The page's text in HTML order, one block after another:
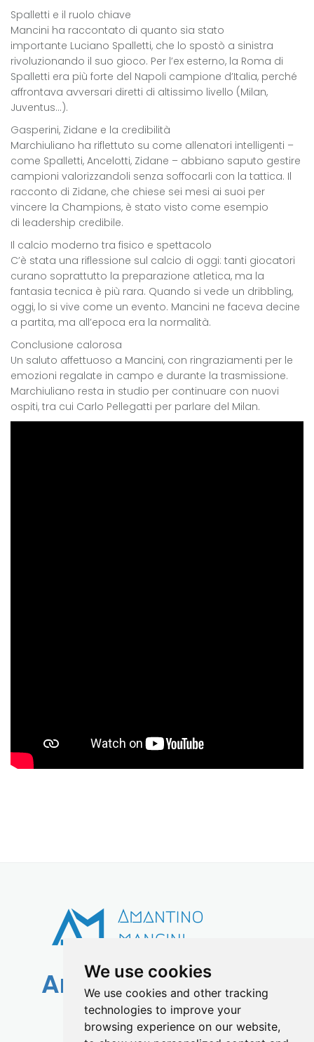
We use cookies
We use cookies and other tracking
technologies to improve your
browsing experience on our website,
Spalletti e il ruolo chiave
Mancini ha raccontato di quanto sia stato
importante Luciano Spalletti, che lo spostò a sinistra
rivoluzionando il suo gioco. Per l’ex esterno, la Roma di
Spalletti era più forte del Napoli campione d’Italia, perché
affrontava avversari diretti di altissimo livello (Milan,
Juventus…).
Gasperini, Zidane e la credibilità
Marchiuliano ha riflettuto su come allenatori intelligenti –
come Spalletti, Ancelotti, Zidane – abbiano saputo gestire
campioni valorizzandoli senza soffocarli con la tattica. Il
racconto di Zidane, che chiese sei mesi ai suoi per
vincere la Champions, è stato visto come esempio
di leadership credibile.
Il calcio moderno tra fisico e spettacolo
C’è stata una riflessione sul calcio di oggi: tanti giocatori
curano soprattutto la preparazione atletica, ma la
fantasia tecnica è più rara. Quando si vede un dribbling,
oggi, lo si vive come un evento. Mancini ne faceva decine
a partita, ma all’epoca era la normalità.
Conclusione calorosa
Un saluto affettuoso a Mancini, con ringraziamenti per le
emozioni regalate in campo e durante la trasmissione.
Marchiuliano resta in studio per continuare con nuovi
ospiti, tra cui Carlo Pellegatti per parlare del Milan.
Amantino Mancini
info@amantinomancini.com